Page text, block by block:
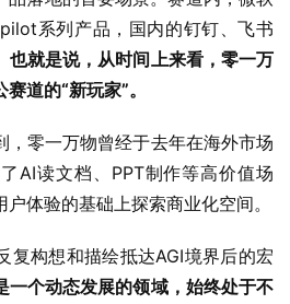
系列产品，国内的钉钉、飞书
也就是说，从时间上来看，零一万
道的“新玩家”。
，零一万物曾经于去年在海外市场
AI读文档、PPT制作等高价值场
体验的基础上探索商业化空间。
复构想和描绘抵达AGI境界后的宏
一个动态发展的领域，始终处于不